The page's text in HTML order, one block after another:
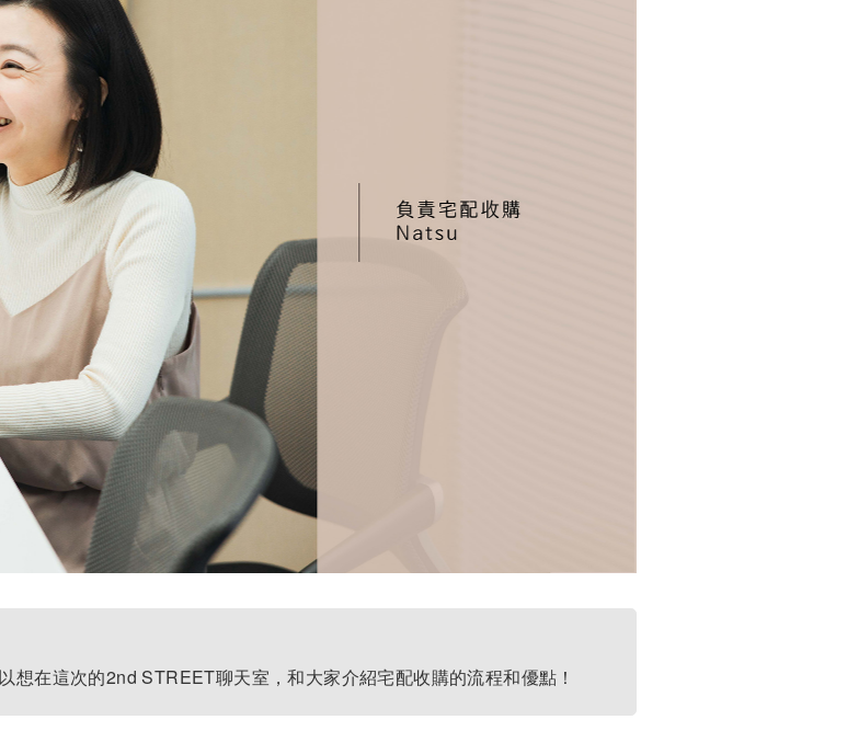
想在這次的2nd STREET聊天室，和大家介紹宅配收購的流程和優點！